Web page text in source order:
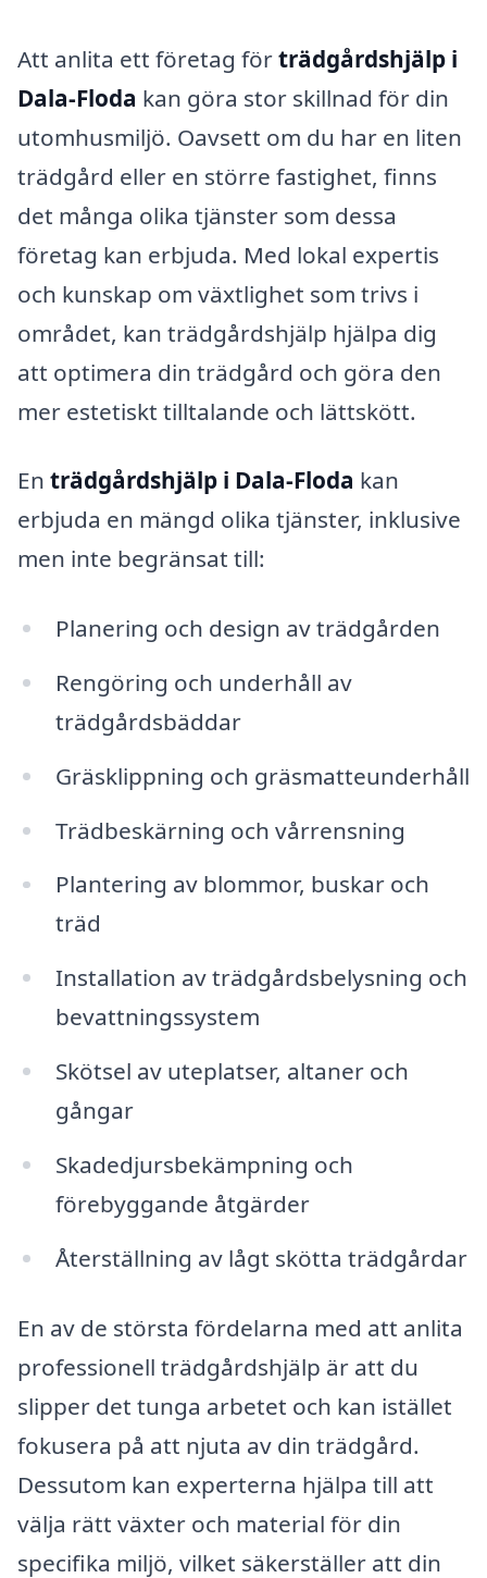
Att anlita ett företag förträdgårdshjälp i
Dala-Floda kan göra stor skillnad för din
utomhusmiljö. Oavsett om du har en liten
trädgård eller en större fastighet, finns
det många olika tjänster som dessa
företag kan erbjuda. Med lokal expertis
och kunskap om växtlighet som trivs i
området, kan trädgårdshjälp hjälpa dig
att optimera din trädgård och göra den
mer estetiskt tilltalande och lättskött.
En trädgårdshjälp i Dala-Floda kan
erbjuda en mängd olika tjänster, inklusive
men inte begränsat till:
Planering och design av trädgården
Rengöring och underhåll av
trädgårdsbäddar
Gräsklippning och gräsmatteunderhåll
Trädbeskärning och vårrensning
Plantering av blommor, buskar och
träd
Installation av trädgårdsbelysning och
bevattningssystem
Skötsel av uteplatser, altaner och
gångar
Skadedjursbekämpning och
förebyggande åtgärder
Återställning av lågt skötta trädgårdar
En av de största fördelarna med att anlita
professionell trädgårdshjälp är att du
slipper det tunga arbetet och kan istället
fokusera på att njuta av din trädgård.
Dessutom kan experterna hjälpa till att
välja rätt växter och material för din
specifika miljö, vilket säkerställer att din